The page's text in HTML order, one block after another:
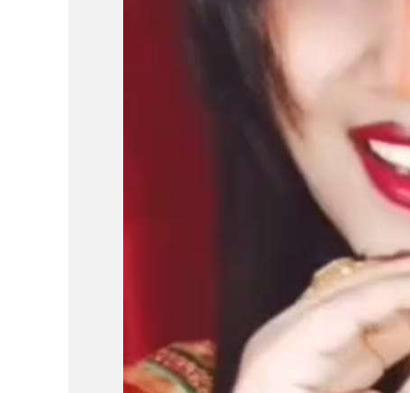
पवन सिंह का बॉलीवुड